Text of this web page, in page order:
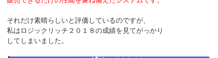
それだけ素晴らしいと評価しているのですが、
私はロジックリッチ２０１８の成績を見てがっかり
してしまいました。